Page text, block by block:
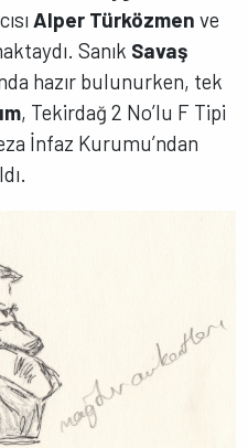
Alper Türközmen ve
Sanık Savaş
hazır bulunurken, tek
, Tekirdağ 2 No’lu F Tipi
İnfaz Kurumu’ndan